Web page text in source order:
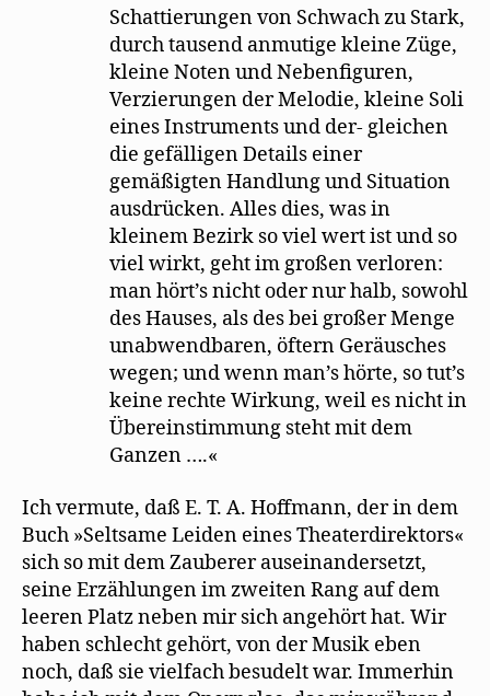
Schattierungen von Schwach zu Stark,
durch tausend anmutige kleine Züge,
kleine Noten und Nebenfiguren,
Verzierungen der Melodie, kleine Soli
eines Instruments und der- gleichen
die gefälligen Details einer
gemäßigten Handlung und Situation
ausdrücken. Alles dies, was in
kleinem Bezirk so viel wert ist und so
viel wirkt, geht im großen verloren:
man hört’s nicht oder nur halb, sowohl
des Hauses, als des bei großer Menge
unabwendbaren, öftern Geräusches
wegen; und wenn man’s hörte, so tut’s
keine rechte Wirkung, weil es nicht in
Übereinstimmung steht mit dem
Ganzen ….«
Ich vermute, daß E. T. A. Hoffmann, der in dem
Buch »Seltsame Leiden eines Theaterdirektors«
sich so mit dem Zauberer auseinandersetzt,
seine Erzählungen im zweiten Rang auf dem
leeren Platz neben mir sich angehört hat. Wir
haben schlecht gehört, von der Musik eben
noch, daß sie vielfach besudelt war. Immerhin